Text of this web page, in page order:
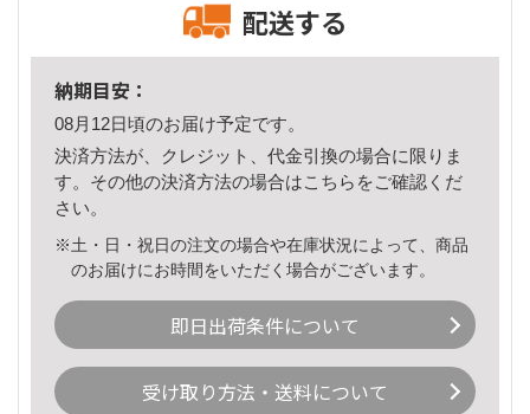
配送する
納期目安：
08月12日頃のお届け予定です。
決済方法が、クレジット、代金引換の場合に限りま
す。その他の決済方法の場合はこちら をご確認くだ
さい。
※土・日・祝日の注文の場合や在庫状況によって、商品
のお届けにお時間をいただく場合がございます。
即日出荷条件について
受け取り方法・送料について